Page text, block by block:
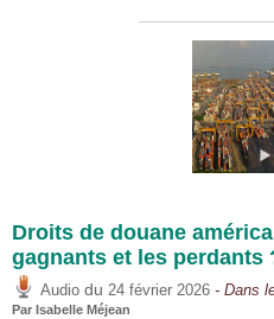
Droits de douane
gagnants et les perdants
Audio du 24 février 2026 - Dans
Par Isabelle Méjean